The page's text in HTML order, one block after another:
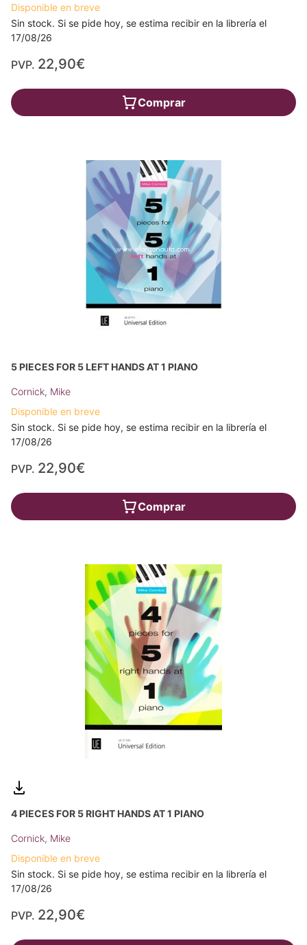
Disponible en breve
Sin stock. Si se pide hoy, se estima recibir en la librería el
17/08/26
PVP. 22,90€
Comprar
5 PIECES FOR 5 LEFT HANDS AT 1 PIANO
Cornick, Mike
Disponible en breve
Sin stock. Si se pide hoy, se estima recibir en la librería el
17/08/26
PVP. 22,90€
Comprar
4 PIECES FOR 5 RIGHT HANDS AT 1 PIANO
Cornick, Mike
Disponible en breve
Sin stock. Si se pide hoy, se estima recibir en la librería el
17/08/26
PVP. 22,90€